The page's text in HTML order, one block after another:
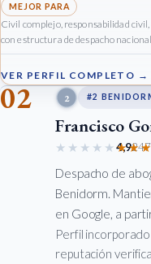
Civil complejo, responsabilidad
con estructura de despacho
VER PERFIL COMPLETO →
02 2 #2
Francisco
★★★★★4,9
Despacho de
Benidorm.
en Google, a
Perfil
reputación